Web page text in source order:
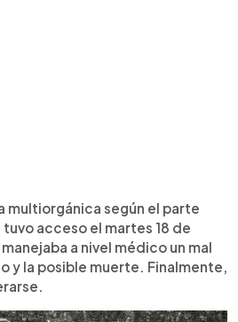
multiorgánica según el parte
acceso el martes 18 de
a nivel médico un mal
y la posible muerte. Finalmente,